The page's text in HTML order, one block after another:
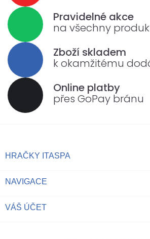
Pravidelné akce
na všechny
Zboží skladem
k okamžitému
Online platby
přes GoPay bránu
HRAČKY ITASPA
NAVIGACE
VÁŠ ÚČET